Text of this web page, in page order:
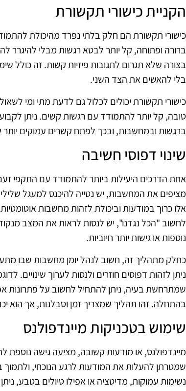
הקניית כישורי תקשורת
כישורי תקשורת הם חלק בלתי נפרד מהיכולת
ברורה ופתוחה, קל יותר לבטא רגשות מבלי
בצורה שלא תגרום לתגובות פיזיות קשות. זה
בלי להאשים את הצד השני.
כישורי תקשורת יכולים לכלול גם לדעת מתי ומי
טובה, קל יותר להתמודד עם רגשות קשים. ניתן
ברגשות ובמחשבות, ובכך לפתח קשרים עמוקים
שינוי דפוסי חשיבה
אחת הדרכים היעילות ביותר להתמודד עם התקפי
מציפים את המחשבות, יש נטייה להיכנס למעגל
אלו כרוך במודעות וביכולת לזהות מחשבות
לחשוב "הכל נגדנו", יש לנסות לראות את המצב
נוספות או גישות יותר חיוביות.
כחלק מתהליך זה, חשוב לנהל יומן מחשבות שבו
ניתן לזהות דפוסים חוזרים ולנסות לערוך שינויים.
שמתרחשת בעיה, ניתן להתחיל לחשוב על פתרונות
בהתחלה. זהו תהליך שמצריך זמן וסבלנות, אך הוא
שימוש בטכניקות מיינדפולנס
מיינדפולנס, או מודעות קשובה, מציעה גישה
שמטרתן להעלות את המודעות לרגע הנוכחי,
נשימות עמוקות, מדיטציה או אפילו טיולים בטבע,